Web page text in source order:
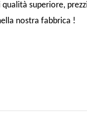
superiore,
nostra fabbrica !